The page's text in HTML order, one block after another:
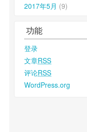
2017年5月 (9)
功能
登录
文章RSS
评论RSS
WordPress.org